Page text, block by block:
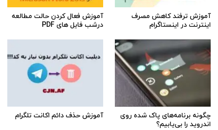
آموزش ترفند کاهش مصرف
اینترنت در اینستاگرام
آموزش فعال کردن حالت مطالعه
درشب فایل های PDF
چگونه برنامه‌های پاک شده روی
اندروید را بی‌یابیم؟
آموزش حذف دائم اکانت تلگرام